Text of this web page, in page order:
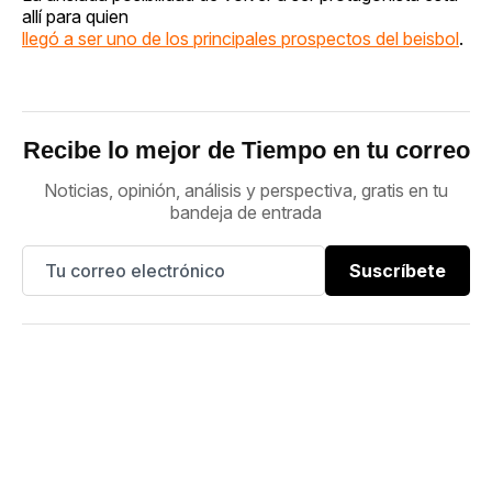
allí para quien
llegó a ser uno de los principales prospectos del beisbol.
Recibe lo mejor de Tiempo en tu correo
Noticias, opinión, análisis y perspectiva, gratis en tu
bandeja de entrada
Suscríbete